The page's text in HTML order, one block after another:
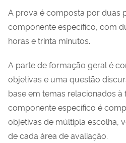
A prova é composta por duas
componente específico, com
horas e trinta minutos.
A parte de formação geral é
objetivas e uma questão
base em temas relacionados
componente específico é
objetivas de múltipla escolha,
de cada área de avaliação.